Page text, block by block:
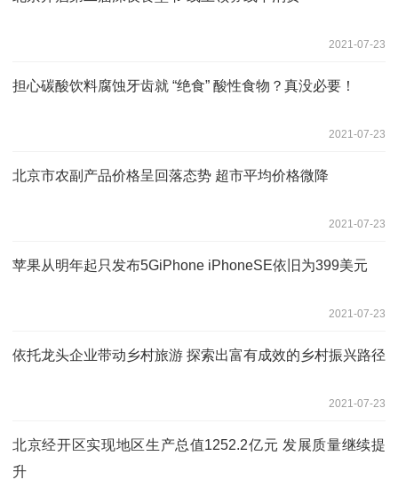
2021-07-23
担心碳酸饮料腐蚀牙齿就 “绝食” 酸性食物？真没必要！
2021-07-23
北京市农副产品价格呈回落态势 超市平均价格微降
2021-07-23
苹果从明年起只发布5GiPhone iPhoneSE依旧为399美元
2021-07-23
依托龙头企业带动乡村旅游 探索出富有成效的乡村振兴路径
2021-07-23
北京经开区实现地区生产总值1252.2亿元 发展质量继续提
升